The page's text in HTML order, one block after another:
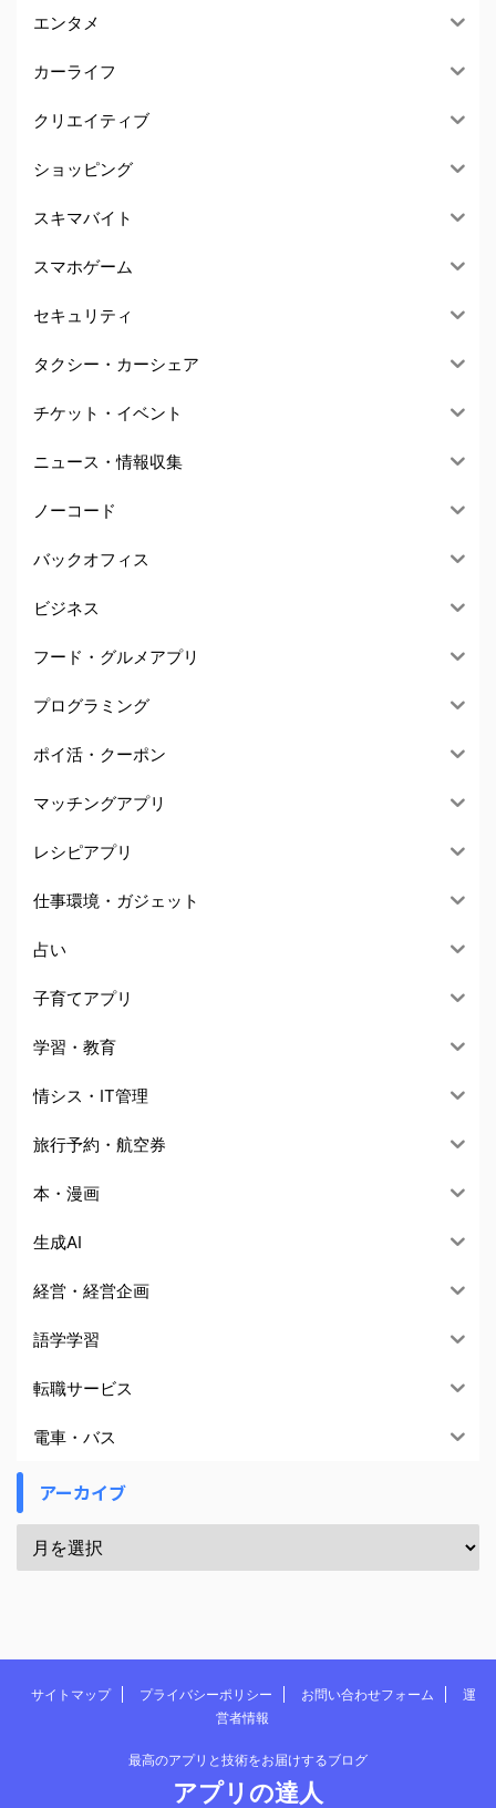
エンタメ
カーライフ
クリエイティブ
ショッピング
スキマバイト
スマホゲーム
セキュリティ
タクシー・カーシェア
チケット・イベント
ニュース・情報収集
ノーコード
バックオフィス
ビジネス
フード・グルメアプリ
プログラミング
ポイ活・クーポン
マッチングアプリ
レシピアプリ
仕事環境・ガジェット
占い
子育てアプリ
学習・教育
情シス・IT管理
旅行予約・航空券
本・漫画
生成AI
経営・経営企画
語学学習
転職サービス
電車・バス
アーカイブ
サイトマップ プライバシーポリシー お問い合わせフォーム
運
営者情報
最高のアプリと技術をお届けするブログ
アプリの達人